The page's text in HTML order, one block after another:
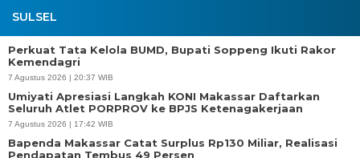
SULSEL
Perkuat Tata Kelola BUMD, Bupati Soppeng Ikuti Rakor
Kemendagri
7 Agustus 2026 | 20:37 WIB
Umiyati Apresiasi Langkah KONI Makassar Daftarkan
Seluruh Atlet PORPROV ke BPJS Ketenagakerjaan
7 Agustus 2026 | 17:42 WIB
Bapenda Makassar Catat Surplus Rp130 Miliar, Realisasi
Pendapatan Tembus 49 Persen